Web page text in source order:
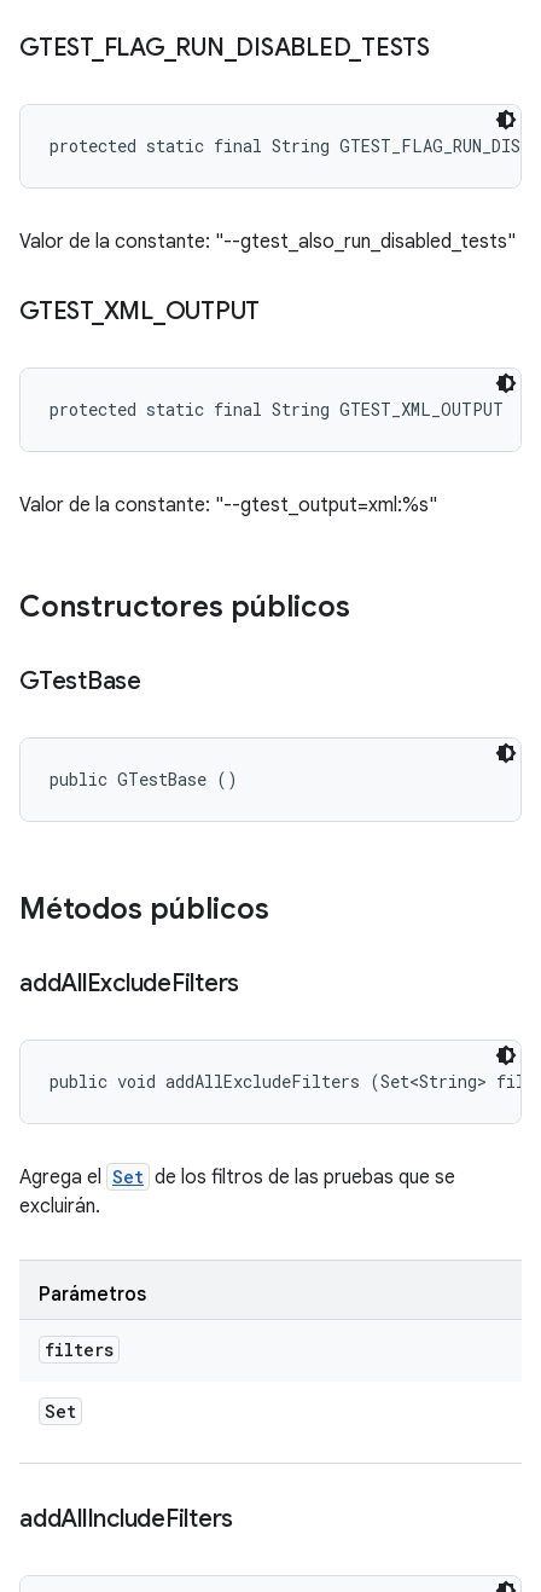
GTEST_ FLAG_ RUN DISABLED_ TESTS
protected static final String
Valor de la constante: "--gtest_also_run_disabled_tests"
GTEST_ XML_ OUTPUT
protected static final String GTEST_XML_OUTPUT
Valor de la constante: "--gtest_output=xml:%s"
Constructores públicos
GTestBase
public GTestBase ()
Métodos públicos
addAllExcludeFilters
public void addAllExcludeFilters (Set<String>
Agrega el Set de los filtros de las pruebas que se
excluirán.
Parámetros
filters
Set
addAllIncludeFilters